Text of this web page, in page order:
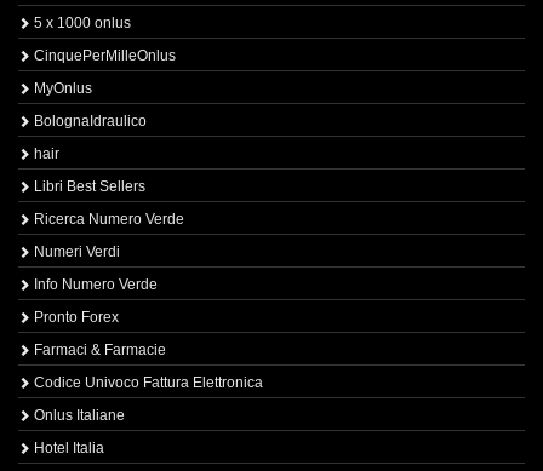
5 x 1000 onlus
CinquePerMilleOnlus
MyOnlus
BolognaIdraulico
hair
Libri Best Sellers
Ricerca Numero Verde
Numeri Verdi
Info Numero Verde
Pronto Forex
Farmaci & Farmacie
Codice Univoco Fattura Elettronica
Onlus Italiane
Hotel Italia